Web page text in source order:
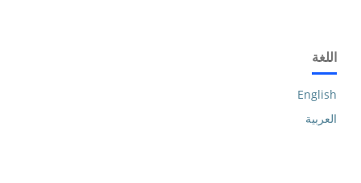
اللغة
English
العربية